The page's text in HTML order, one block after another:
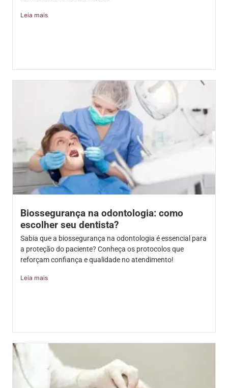
Leia mais
Biossegurança na odontologia: como
escolher seu dentista?
Sabia que a biossegurança na odontologia é essencial para
a proteção do paciente? Conheça os protocolos que
reforçam confiança e qualidade no atendimento!
Leia mais